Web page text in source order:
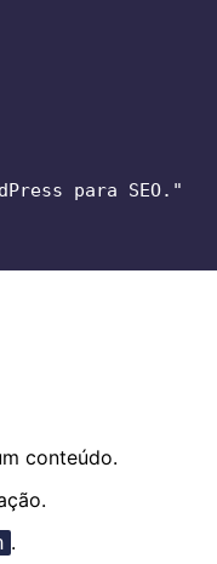
para SEO."
conteúdo.
.